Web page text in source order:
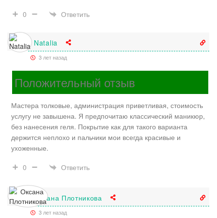
0
Ответить
Natalia
3 лет назад
Положительный отзыв
Мастера толковые, администрация приветливая, стоимость
услугу не завышена. Я предпочитаю классический маникюр,
без нанесения геля. Покрытие как для такого варианта
держится неплохо и пальчики мои всегда красивые и
ухоженные.
0
Ответить
Оксана Плотникова
3 лет назад